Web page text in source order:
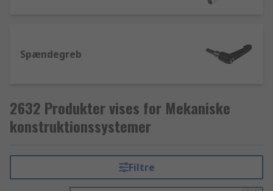
Spændegreb
2632 Produkter vises for Mekaniske
konstruktionssystemer
Filtre